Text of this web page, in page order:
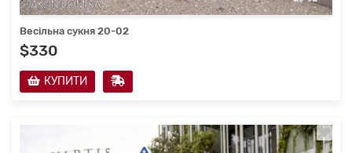
Весільна сукня 20-02
$330
КУПИТИ